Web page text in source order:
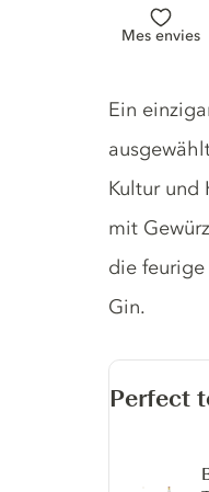
Mes envies
Gin
Ein
Kultur und
mit
die
Gin.
Perfect